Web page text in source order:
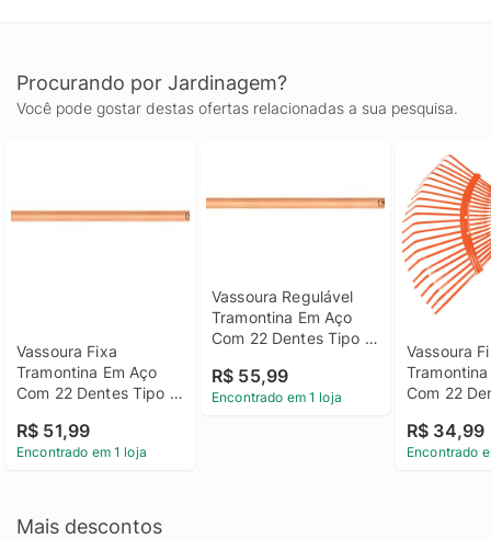
Procurando por Jardinagem?
Você pode gostar destas ofertas relacionadas a sua pesquisa.
Vassoura Fixa
Tramontina Em Aço
Com 22 Dentes Tipo
Madeira 120cm
R$ 51,99
Encontrado em 1 loja
Vassoura Regulável
Tramontina Em Aço
Com 22 Dentes Tipo
Madeira 120cm
R$ 55,99
Encontrado em 1 loja
Vassoura
Com 22
R$ 34,99
Encontrado
Mais descontos